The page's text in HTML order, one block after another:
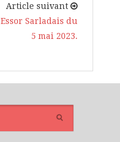
Article suivant
Essor Sarladais du
5 mai 2023.